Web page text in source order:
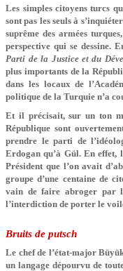
Les simples citoyens turcs
sont pas les seuls à
suprême des armées
perspective qui se dessine.
Parti de la Justice et du
plus importants de la
dans les locaux de
politique de la Turquie n’a
Et il précisait, sur un ton
République sont
prendre le parti de
Erdogan qu’à Gül. En effet,
Président que l’on avait
groupe d’une centaine de
vain de faire abroger par
l’interdiction de porter le
Bruits de putsch
Le chef de l’état-major
un langage dépourvu de